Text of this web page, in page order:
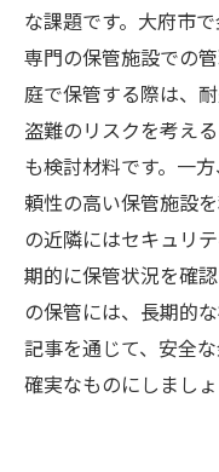
な課題です。大府市
専門の保管施設での
庭で保管する際は、
盗難のリスクを考え
も検討材料です。一
頼性の高い保管施設
の近隣にはセキュリ
期的に保管状況を確
の保管には、長期的
記事を通じて、安全
確実なものにしましょ